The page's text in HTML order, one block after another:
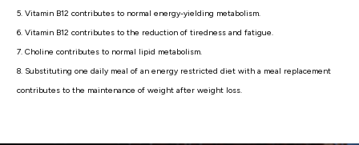
5. Vitamin B12 contributes to normal energy-yielding metabolism.
6. Vitamin B12 contributes to the reduction of tiredness and fatigue.
7. Choline contributes to normal lipid metabolism.
8. Substituting one daily meal of an energy restricted diet with a meal replacement
contributes to the maintenance of weight after weight loss.